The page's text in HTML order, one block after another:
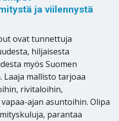
ja viilennystä
ovat tunnettuja
hiljaisesta
myös Suomen
Laaja mallisto tarjoaa
rivitaloihin,
ajan asuntoihin. Olipa
parantaa